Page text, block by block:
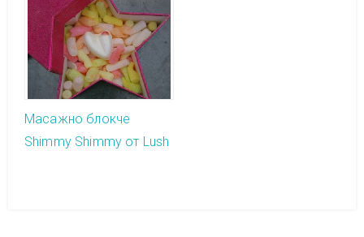
Масажно блокче
Shimmy Shimmy от Lush